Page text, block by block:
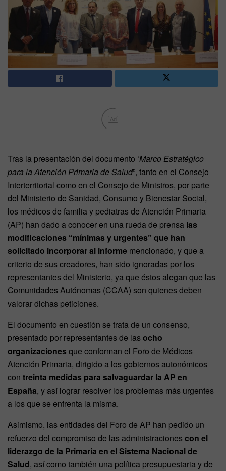
Ad
Tras la presentación del documento ‘Marco Estratégico
para la Atención Primaria de Salud”, tanto en el Consejo
Interterritorial como en el Consejo de Ministros, por parte
del Ministerio de Sanidad, Consumo y Bienestar Social,
los médicos de familia y pediatras de Atención Primaria
(AP) han dado a conocer en una rueda de prensa las
modificaciones “mínimas y urgentes” que han
solicitado incorporar al informe mencionado, y que a
criterio de sus creadores, han sido ignoradas por los
representantes del Ministerio, ya que éstos alegan que las
Comunidades Autónomas (CCAA) son quienes deben
valorar dichas peticiones.
El documento en cuestión se trata de un consenso,
presentado por representantes de lasocho
organizaciones que conforman el Foro de Médicos
Atención Primaria, dirigido a los gobiernos autonómicos
con treinta medidas para salvaguardar la AP en
España, y así lograr resolver los problemas más urgentes
a los que se enfrenta la misma.
Asimismo, las entidades del Foro de AP han pedido un
refuerzo del compromiso de las administracionescon el
liderazgo de la Primaria en el Sistema Nacional de
Salud, así como también una política presupuestaria y de